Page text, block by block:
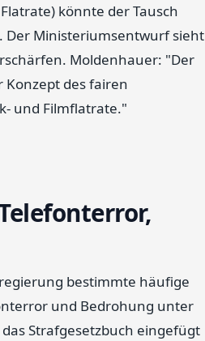
könnte der Tausch
Der Ministeriumsentwurf sieht
Moldenhauer: "Der
des fairen
und Filmflatrate."
bestimmte häufige
und Bedrohung unter
Strafgesetzbuch eingefügt